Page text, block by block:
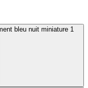
Jobe gilet de sauvetage 50N homme Fragment bleu nuit miniature 1